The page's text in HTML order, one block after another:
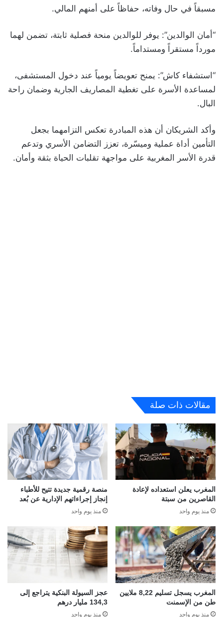
مسبقاً في حال وفاته، حفاظاً على أمنهم المالي.
“أمان الوالدين”: يوفر للوالدين منحة فصلية ثابتة، تضمن لهما
مورداً مستقراً ومستداماً.
“استشفاء كاش”: يمنح تعويضاً يومياً عند دخول المستشفى،
لمساعدة الأسرة على تغطية المصاريف الجارية وضمان راحة
البال.
وأكد الشريكان أن هذه المبادرة تعكس التزامهما بجعل
التأمين أداة عملية وميسّرة، تعزز التضامن الأسري وتدعم
قدرة الأسر المغربية على مواجهة تقلبات الحياة بثقة وأمان.
مقالات ذات صلة
المغرب يعلن استعداده لإعادة
القاصرين من سبتة
منذ يوم واحد
منصة رقمية جديدة تتيح للأطباء
إنجاز إجراءاتهم الإدارية عن بُعد
منذ يوم واحد
المغرب يسجل تسليم 8,22 ملايين
طن من الإسمنت
منذ يوم واحد
عجز السيولة البنكية يتراجع إلى
134,3 مليار درهم
منذ يوم واحد